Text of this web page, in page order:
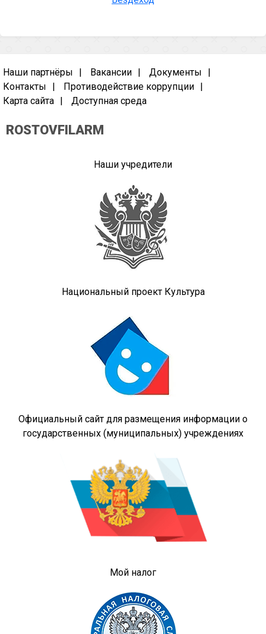
Наши партнёры Вакансии
Документы
Контакты
Противодействие коррупции
Карта сайта
Доступная среда
ROSTOVFILARM
Наши учредители
Национальный проект Культура
Официальный сайт для размещения информации о
государственных (муниципальных) учреждениях
Мой налог